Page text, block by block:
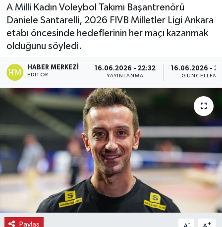
A Milli Kadın Voleybol Takımı Başantrenörü
Daniele Santarelli, 2026 FIVB Milletler Ligi Ankara
etabı öncesinde hedeflerinin her maçı kazanmak
olduğunu söyledi.
HABER MERKEZI
EDITÖR
16.06.2026 - 22:32
YAYINLANMA
16.06.2026 -
GÜNCELLEME
Paylaş - +
Dünya
Eğitim
Ekonomi
Eleman
Emlak
Gündem
Gurme
Haber
İlçe Haberleri
Son Dakika Haberleri
Haber Arşivi